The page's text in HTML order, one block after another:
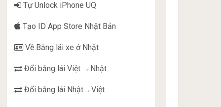
Tự Unlock iPhone UQ
Tạo ID App Store Nhật Bản
Về Bằng lái xe ở Nhật
Đổi bằng lái Việt →Nhật
Đổi bằng lái Nhật→Việt